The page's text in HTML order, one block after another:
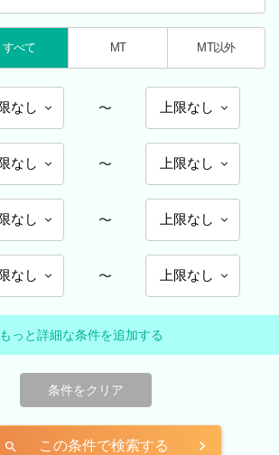
すべて MT MT以外
〜
〜
〜
〜
もっと詳細な条件を追加する
条件をクリア
search この条件で検索する